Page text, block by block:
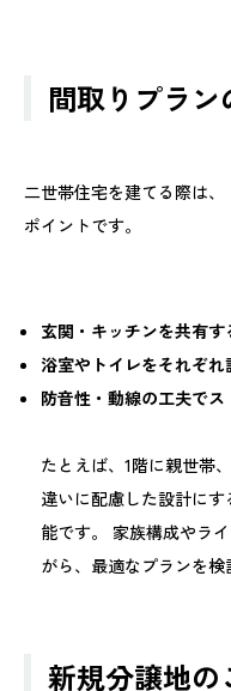
間取りプラ
二世帯住宅を建てる際は
ポイントです。
玄関・キッチンを共有
浴室やトイレをそれぞれ
防音性・動線の工夫で
たとえば、1階に親世帯
違いに配慮した設計に
能です。 家族構成やラ
がら、最適なプランを検
新規分譲地の